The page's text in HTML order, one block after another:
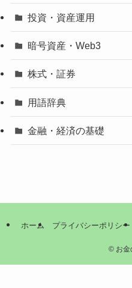
投資・資産運用
暗号資産・Web3
株式・証券
用語辞典
金融・経済の基礎
ホーム プライバシーポリシー
©お金